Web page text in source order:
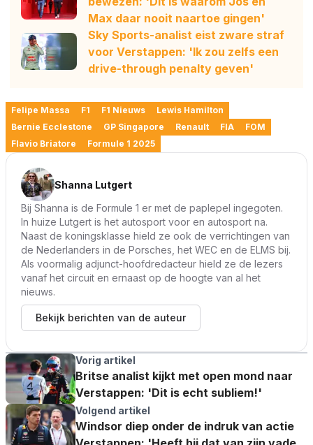
Max daar nooit naartoe gingen'
Sky Sports-analist eist zware straf
voor Verstappen: 'Ik zou zelfs een
drive-through penalty geven'
Felipe Massa F1 F1 Nieuws
Lewis Hamilton
Bernie Ecclestone
GP Singapore Renault FIA
FOM
Flavio Briatore
Formule 1 2025
Shanna Lutgert
Bij Shanna is de Formule 1 er met de paplepel ingegoten.
In huize Lutgert is het autosport voor en autosport na.
Naast de koningsklasse hield ze ook de verrichtingen van
de Nederlanders in de Porsches, het WEC en de ELMS bij.
Als voormalig adjunct-hoofdredacteur hield ze de lezers
vanaf het circuit en ernaast op de hoogte van al het
nieuws.
Bekijk berichten van de auteur
Vorig artikel
Britse analist kijkt met open mond naar
Verstappen: 'Dit is echt subliem!'
Volgend artikel
Windsor diep onder de indruk van actie